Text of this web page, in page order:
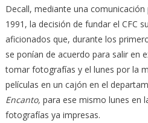
Decall, mediante una
1991, la decisión de fundar el CFC
aficionados que, durante los
se ponían de acuerdo para salir en
tomar fotografías y el lunes por la
películas en un cajón en el
Encanto, para ese mismo lunes en
fotografías ya impresas.